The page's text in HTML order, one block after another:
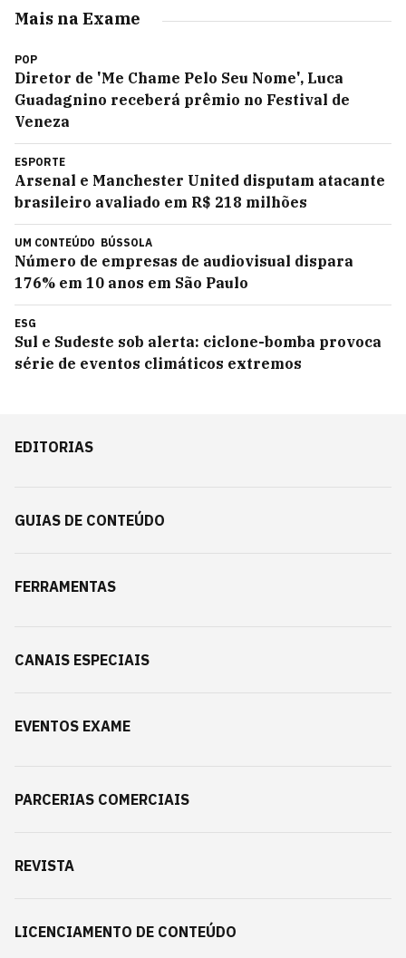
Mais na Exame
POP
Diretor de 'Me Chame Pelo Seu Nome', Luca
Guadagnino receberá prêmio no Festival de
Veneza
ESPORTE
Arsenal e Manchester United disputam atacante
brasileiro avaliado em R$ 218 milhões
UM CONTEÚDO BÚSSOLA
Número de empresas de audiovisual dispara
176% em 10 anos em São Paulo
ESG
Sul e Sudeste sob alerta: ciclone-bomba provoca
série de eventos climáticos extremos
EDITORIAS
GUIAS DE CONTEÚDO
FERRAMENTAS
CANAIS ESPECIAIS
EVENTOS EXAME
PARCERIAS COMERCIAIS
REVISTA
LICENCIAMENTO DE CONTEÚDO